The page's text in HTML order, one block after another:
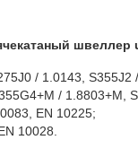
швеллер
/ 1.0143, S355J2
/ 1.8803+M,
EN 10225;
10028.